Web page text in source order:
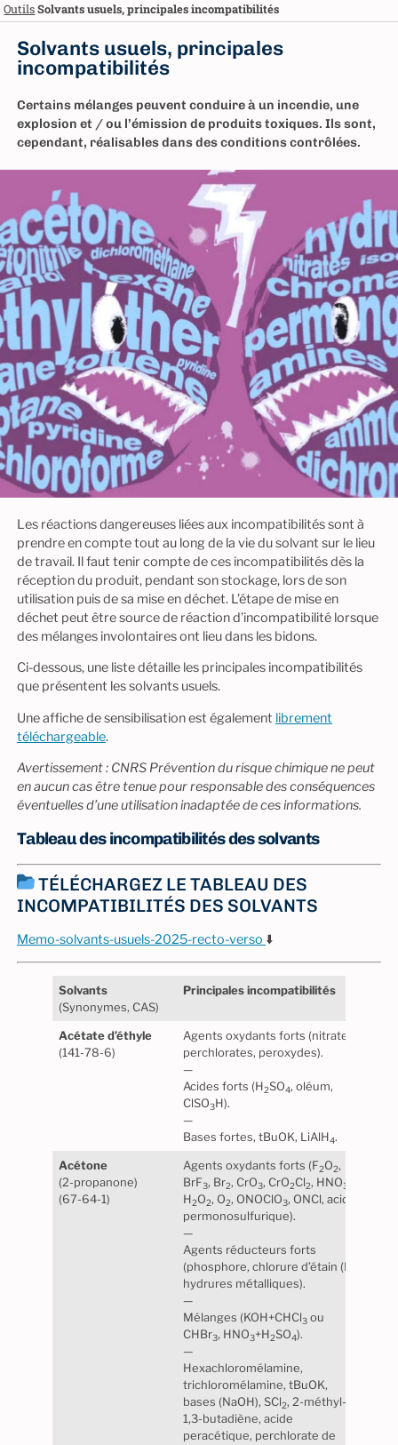
Outils Solvants usuels, principales incompatibilités
Solvants usuels, principales
incompatibilités
Certains mélanges peuvent conduire à un incendie, une
explosion et / ou l’émission de produits toxiques. Ils sont,
cependant, réalisables dans des conditions contrôlées.
Les réactions dangereuses liées aux incompatibilités sont à
prendre en compte tout au long de la vie du solvant sur le lieu
de travail. Il faut tenir compte de ces incompatibilités dès la
réception du produit, pendant son stockage, lors de son
utilisation puis de sa mise en déchet. L’étape de mise en
déchet peut être source de réaction d’incompatibilité lorsque
des mélanges involontaires ont lieu dans les bidons.
Ci-dessous, une liste détaille les principales incompatibilités
que présentent les solvants usuels.
Une affiche de sensibilisation est également librement
téléchargeable.
Avertissement : CNRS Prévention du risque chimique ne peut
en aucun cas être tenue pour responsable des conséquences
éventuelles d’une utilisation inadaptée de ces informations.
Tableau des incompatibilités des solvants
TÉLÉCHARGEZ LE TABLEAU DES
INCOMPATIBILITÉS DES SOLVANTS
Memo-solvants-usuels-2025-recto-verso ⬇️
Solvants
(Synonymes, CAS)
Principales incompatibilités
Acétate d’éthyle
(141-78-6)
Agents oxydants forts (nitrates,
perchlorates, peroxydes).
—
Acides forts (H2SO4, oléum,
ClSO3H).
—
Bases fortes, tBuOK, LiAlH4.
Acétone
(2-propanone)
(67-64-1)
Agents oxydants forts (F2O2,
BrF3, Br2, CrO3, CrO2Cl2, HNO3
H2O2, O2, ONOClO3, ONCl, acide
permonosulfurique).
—
Agents réducteurs forts
(phosphore, chlorure d’étain (II),
hydrures métalliques).
—
Mélanges (KOH+CHCl3 ou
CHBr3, HNO3+H2SO4).
—
Hexachloromélamine,
trichloromélamine, tBuOK,
bases (NaOH), SCl2, 2-méthyl-
1,3-butadiène, acide
peracétique, perchlorate de